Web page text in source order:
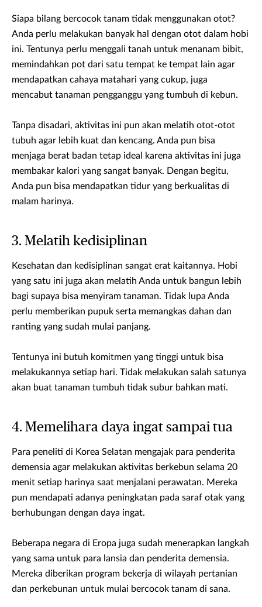
Siapa bilang bercocok tanam tidak menggunakan otot?
Anda perlu melakukan banyak hal dengan otot dalam hobi
ini. Tentunya perlu menggali tanah untuk menanam bibit,
memindahkan pot dari satu tempat ke tempat lain agar
mendapatkan cahaya matahari yang cukup, juga
mencabut tanaman pengganggu yang tumbuh di kebun.
Tanpa disadari, aktivitas ini pun akan melatih otot-otot
tubuh agar lebih kuat dan kencang. Anda pun bisa
menjaga berat badan tetap ideal karena aktivitas ini juga
membakar kalori yang sangat banyak. Dengan begitu,
Anda pun bisa mendapatkan tidur yang berkualitas di
malam harinya.
3. Melatih kedisiplinan
Kesehatan dan kedisiplinan sangat erat kaitannya. Hobi
yang satu ini juga akan melatih Anda untuk bangun lebih
bagi supaya bisa menyiram tanaman. Tidak lupa Anda
perlu memberikan pupuk serta memangkas dahan dan
ranting yang sudah mulai panjang.
Tentunya ini butuh komitmen yang tinggi untuk bisa
melakukannya setiap hari. Tidak melakukan salah satunya
akan buat tanaman tumbuh tidak subur bahkan mati.
4. Memelihara daya ingat sampai tua
Para peneliti di Korea Selatan mengajak para penderita
demensia agar melakukan aktivitas berkebun selama 20
menit setiap harinya saat menjalani perawatan. Mereka
pun mendapati adanya peningkatan pada saraf otak yang
berhubungan dengan daya ingat.
Beberapa negara di Eropa juga sudah menerapkan langkah
yang sama untuk para lansia dan penderita demensia.
Mereka diberikan program bekerja di wilayah pertanian
dan perkebunan untuk mulai bercocok tanam di sana.